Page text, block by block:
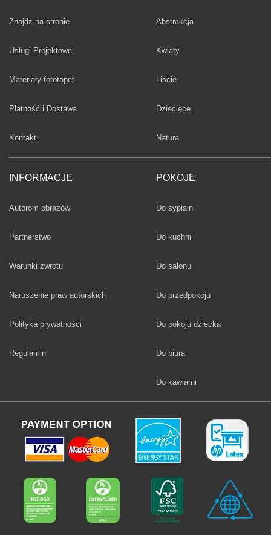
Znajdż na stronie
Usługi Projektowe
Materiały fototapet
Płatność i Dostawa
Kontakt
INFORMACJE
Autorom obrazów
Partnerstwo
Warunki zwrotu
Naruszenie praw autorskich
Polityka prywatności
Regulamin
Fototapety
Abstrakcja
Fototapety
Kwiaty
Fototapety
Liście
Fototapety
Dziecięce
Fototapety
Natura
POKOJE
Fototapety
Do sypialni
Fototapety
Do kuchni
Fototapety
Do salonu
Fototapety
Do przedpokoju
Fototapety
Do pokoju dziecka
Fototapety
Do biura
Fototapety
Do kawiarni